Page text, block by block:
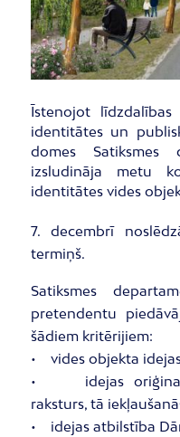
Īstenojot
identitātes un
domes Satiksmes
izsludināja metu
identitātes vides
7. decembrī
termiņš.
Satiksmes
pretendentu
šādiem kritērijiem:
• vides objekta
• idejas
raksturs, tā
• idejas atbilstība